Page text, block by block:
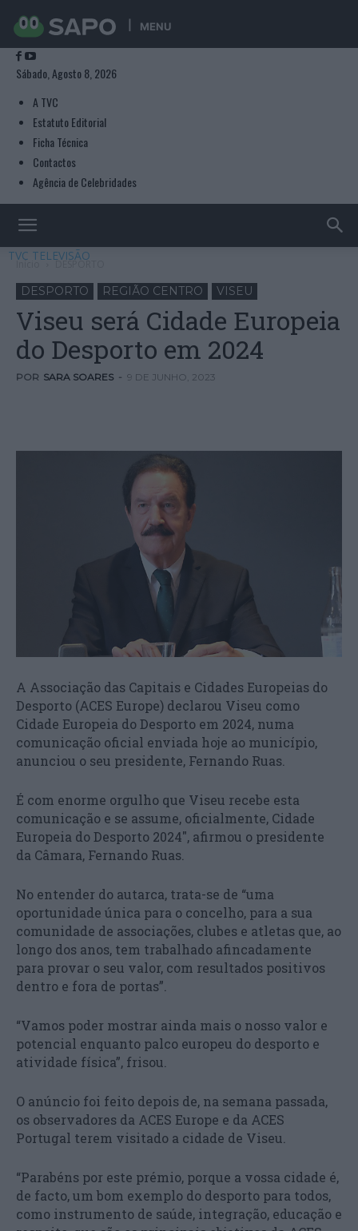
MENU
Sábado, Agosto 8, 2026
A TVC
Estatuto Editorial
Ficha Técnica
Contactos
Agência de Celebridades
TVC TELEVISÃO
Início DESPORTO
DESPORTO REGIÃO CENTRO VISEU
Viseu será Cidade Europeia
do Desporto em 2024
POR SARA SOARES - 9 DE JUNHO, 2023
A Associação das Capitais e Cidades Europeias do
Desporto (ACES Europe) declarou Viseu como
Cidade Europeia do Desporto em 2024, numa
comunicação oficial enviada hoje ao município,
anunciou o seu presidente, Fernando Ruas.
É com enorme orgulho que Viseu recebe esta
comunicação e se assume, oficialmente, Cidade
Europeia do Desporto 2024″, afirmou o presidente
da Câmara, Fernando Ruas.
No entender do autarca, trata-se de “uma
oportunidade única para o concelho, para a sua
comunidade de associações, clubes e atletas que, ao
longo dos anos, tem trabalhado afincadamente
para provar o seu valor, com resultados positivos
dentro e fora de portas”.
“Vamos poder mostrar ainda mais o nosso valor e
potencial enquanto palco europeu do desporto e
atividade física”, frisou.
O anúncio foi feito depois de, na semana passada,
os observadores da ACES Europe e da ACES
Portugal terem visitado a cidade de Viseu.
“Parabéns por este prémio, porque a vossa cidade é,
de facto, um bom exemplo do desporto para todos,
como instrumento de saúde, integração, educação e